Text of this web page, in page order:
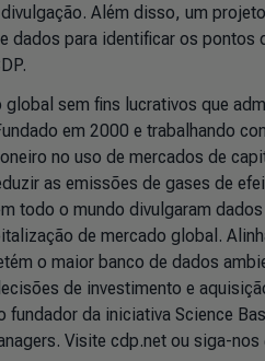
Além disso, um
dados para identificar os pontos
global sem fins lucrativos que
em 2000 e trabalhando
no uso de mercados de
as emissões de gases de
todo o mundo divulgaram
de mercado global.
o maior banco de dados
de investimento e
fundador da iniciativa Science
Visite cdp.net ou siga-nos